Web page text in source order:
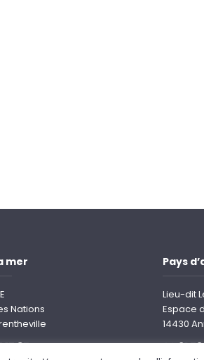
mer
Nations
17 35
Pays
Lieu-dit
Espace
14430
02 61